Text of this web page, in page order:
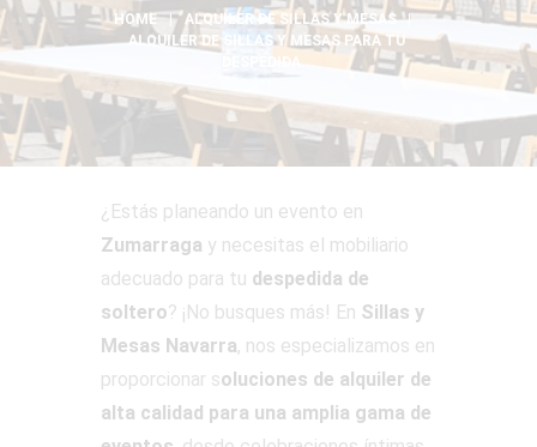
HOME
ALQUILER DE SILLAS Y MESAS
ALQUILER DE SILLAS Y MESAS PARA TU
DESPEDIDA...
¿Estás planeando un evento en
Zumarraga y necesitas el mobiliario
adecuado para tu despedida de
soltero? ¡No busques más! En Sillas y
Mesas Navarra, nos especializamos en
proporcionar soluciones de alquiler de
alta calidad para una amplia gama de